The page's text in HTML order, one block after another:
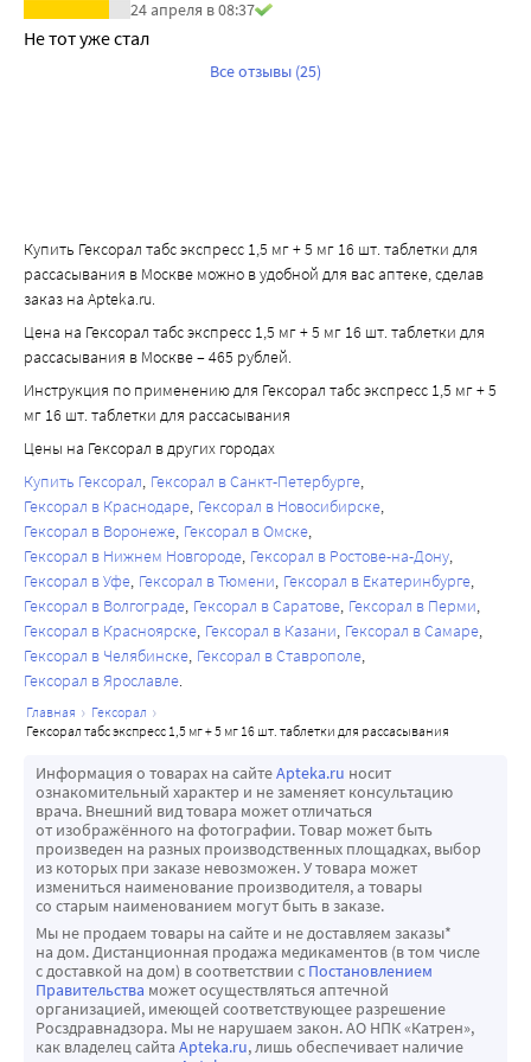
24 апреля в 08:37
Не тот уже стал
Все отзывы (25)
Купить Гексорал табс экспресс 1,5 мг + 5 мг 16 шт. таблетки для
рассасывания в Москве можно в удобной для вас аптеке, сделав
заказ на Apteka.ru.
Цена на Гексорал табс экспресс 1,5 мг + 5 мг 16 шт. таблетки для
рассасывания в Москве – 465 рублей.
Инструкция по применению для Гексорал табс экспресс 1,5 мг + 5
мг 16 шт. таблетки для рассасывания
Цены на Гексорал в других городах
Купить Гексорал Гексорал в Санкт-Петербурге
Гексорал в Краснодаре Гексорал в Новосибирске
Гексорал в Воронеже Гексорал в Омске
Гексорал в Нижнем Новгороде Гексорал в Ростове-на-Дону
Гексорал в Уфе Гексорал в Тюмени Гексорал в Екатеринбурге
Гексорал в Волгограде Гексорал в Саратове Гексорал в Перми
Гексорал в Красноярске Гексорал в Казани Гексорал в Самаре
Гексорал в Челябинске Гексорал в Ставрополе
Гексорал в Ярославле
главная
гексорал
гексорал табс экспресс 1,5 мг + 5 мг 16 шт. таблетки для рассасывания
Информация о товарах на сайтеApteka.ru носит
ознакомительный характер и не заменяет консультацию
врача. Внешний вид товара может отличаться
от изображённого на фотографии. Товар может быть
произведен на разных производственных площадках, выбор
из которых при заказе невозможен. У товара может
измениться наименование производителя, а товары
со старым наименованием могут быть в заказе.
Мы не продаем товары на сайте и не доставляем заказы*
на дом. Дистанционная продажа медикаментов (в том числе
с доставкой на дом) в соответствии с Постановлением
Правительства может осуществляться аптечной
организацией, имеющей соответствующее разрешение
Росздравнадзора. Мы не нарушаем закон. АО НПК «Катрен»,
как владелец сайта Apteka.ru, лишь обеспечивает наличие